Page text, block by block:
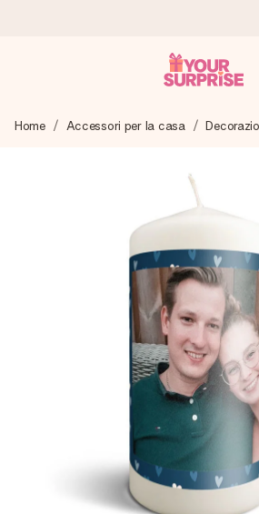
Prepariamo il tuo regalo con
4,7 (basato su +15.000
I nostri regali ispirano. I clienti ci
Biglietto d'auguri gratuito
Realizza qualcosa di unico in pochi
una tua foto o un messaggio che
complicazione, solo tanto amore per
Home Accessori per la casa